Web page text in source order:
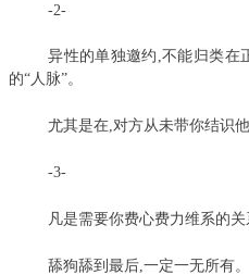
-2-
异性的单独邀约,不能归类在
的“人脉”。
尤其是在,对方从未带你结识
-3-
凡是需要你费心费力维系的
舔狗舔到最后,一定一无所有。